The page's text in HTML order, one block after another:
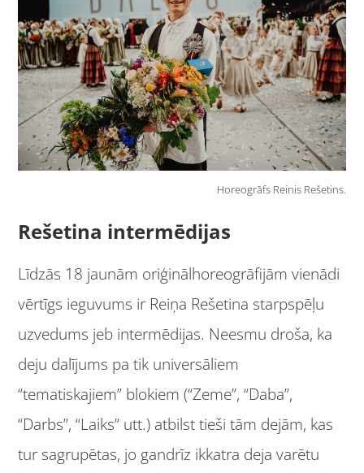
Horeogrāfs Reinis Rešetins.
Rešetina intermēdijas
Līdzās 18 jaunām oriģinālhoreogrāfijām vienādi
vērtīgs ieguvums ir Reiņa Rešetina starpspēļu
uzvedums jeb intermēdijas. Neesmu droša, ka
deju dalījums pa tik universāliem
“tematiskajiem” blokiem (“Zeme”, “Daba”,
“Darbs”, “Laiks” utt.) atbilst tieši tām dejām, kas
tur sagrupētas, jo gandrīz ikkatra deja varētu